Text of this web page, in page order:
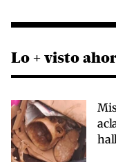
Lo + visto